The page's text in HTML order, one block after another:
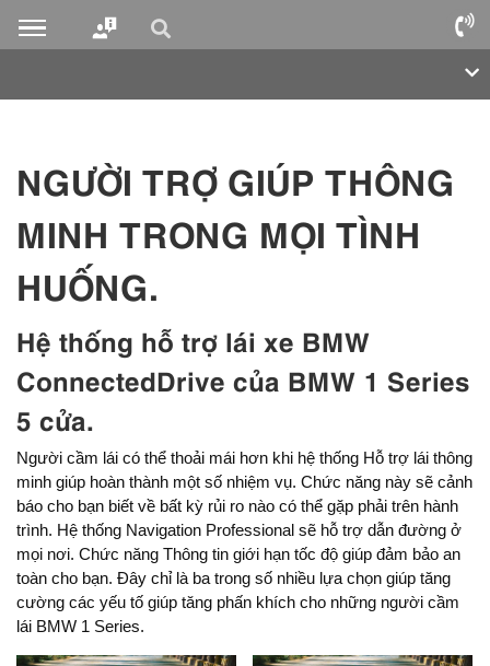
NGƯỜI TRỢ GIÚP THÔNG
MINH TRONG MỌI TÌNH
HUỐNG.
Hệ thống hỗ trợ lái xe BMW
ConnectedDrive của BMW 1 Series
5 cửa.
Người cầm lái có thể thoải mái hơn khi hệ thống Hỗ trợ lái thông
minh giúp hoàn thành một số nhiệm vụ. Chức năng này sẽ cảnh
báo cho bạn biết về bất kỳ rủi ro nào có thể gặp phải trên hành
trình. Hệ thống Navigation Professional sẽ hỗ trợ dẫn đường ở
mọi nơi. Chức năng Thông tin giới hạn tốc độ giúp đảm bảo an
toàn cho bạn. Đây chỉ là ba trong số nhiều lựa chọn giúp tăng
cường các yếu tố giúp tăng phấn khích cho những người cầm
lái BMW 1 Series.